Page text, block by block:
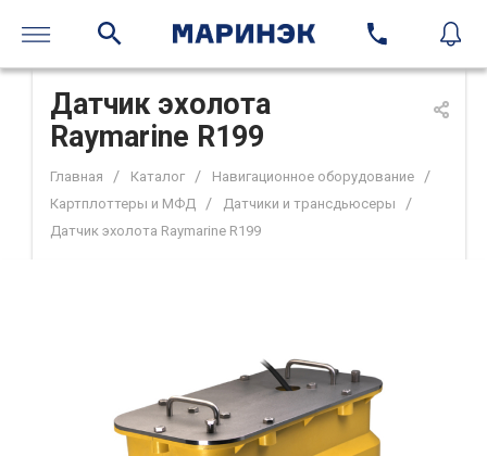
Датчик эхолота
Raymarine R199
Главная / Каталог / Навигационное оборудование /
Картплоттеры и МФД / Датчики и трансдьюсеры /
Датчик эхолота Raymarine R199